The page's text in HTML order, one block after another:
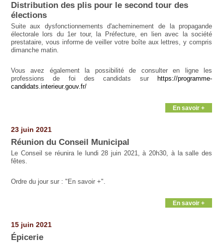
Distribution des plis pour le second tour des
élections
Suite aux dysfonctionnements d'acheminement de la propagande
électorale lors du 1er tour, la Préfecture, en lien avec la société
prestataire, vous informe de veiller votre boîte aux lettres, y compris
dimanche matin.
Vous avez également la possibilité de consulter en ligne les
professions de foi des candidats sur
https://programme-
candidats.interieur.gouv.fr/
En savoir +
23 juin 2021
Réunion du Conseil Municipal
Le Conseil se réunira le lundi 28 juin 2021, à 20h30, à la salle des
fêtes.
Ordre du jour sur : "En savoir +".
En savoir +
15 juin 2021
Épicerie